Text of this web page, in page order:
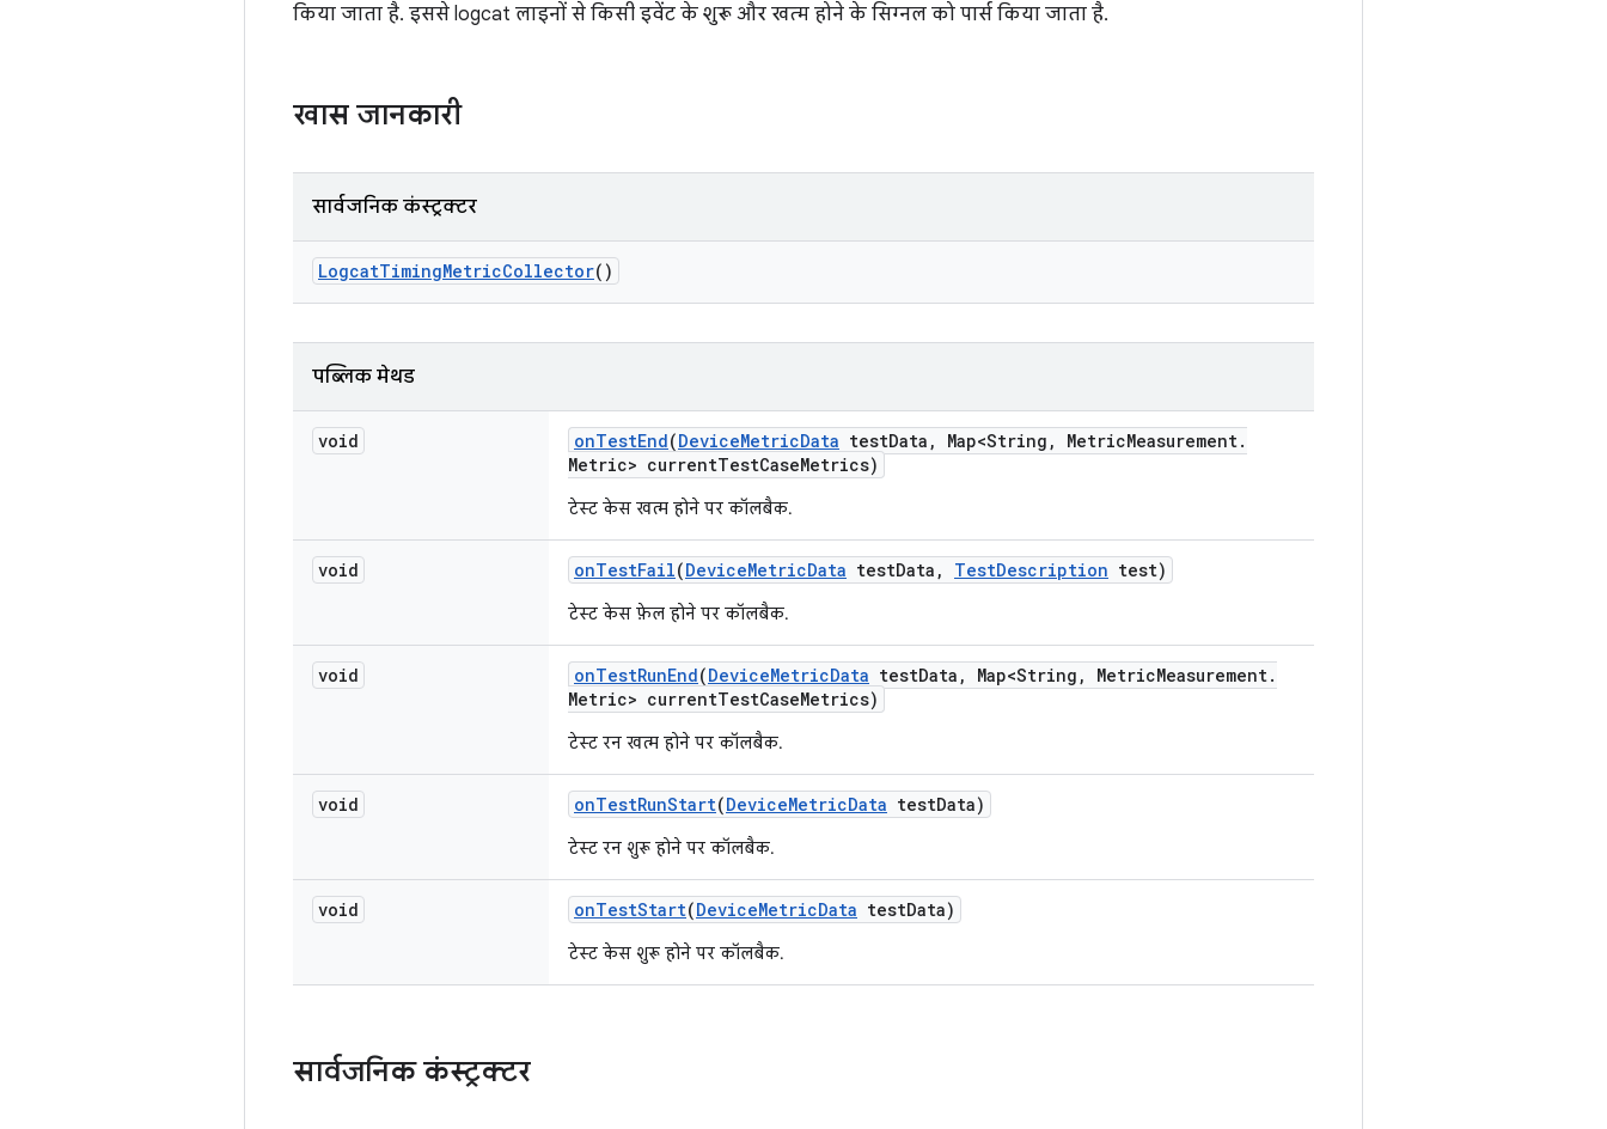
किया जाता है. इससे logcat लाइनों से किसी इवेंट के शुरू और खत्म होने के सिग्नल को पार्स किया जाता है.
खास जानकारी
सार्वजनिक कंस्ट्रक्टर
LogcatTimingMetricCollector()
पब्लिक मेथड
void onTestEnd(DeviceMetricData testData , Map<String , MetricMeasurement.
Metric> currentTestCaseMetrics)
टेस्ट केस खत्म होने पर कॉलबैक.
void onTestFail(DeviceMetricData testData , TestDescription test)
टेस्ट केस फ़ेल होने पर कॉलबैक.
void onTestRunEnd(DeviceMetricData testData , Map<String , MetricMeasurement.
Metric> currentTestCaseMetrics)
टेस्ट रन खत्म होने पर कॉलबैक.
void onTestRunStart(DeviceMetricData testData)
टेस्ट रन शुरू होने पर कॉलबैक.
void onTestStart(DeviceMetricData testData)
टेस्ट केस शुरू होने पर कॉलबैक.
सार्वजनिक कंस्ट्रक्टर